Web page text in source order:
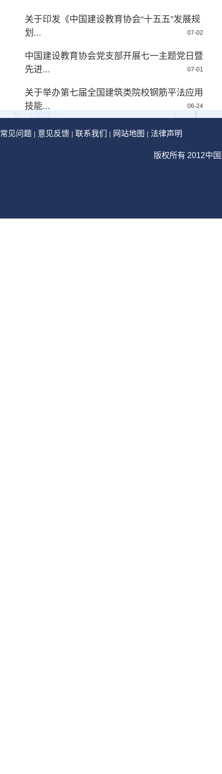
关于印发《中国建设教育协会“十五五”发展规
划...
07-02
中国建设教育协会党支部开展七一主题党日暨
先进...
07-01
关于举办第七届全国建筑类院校钢筋平法应用
技能...
06-24
常见问题 | 意见反馈 | 联系我们 | 网站地图 | 法律声明
版权所有 2012中